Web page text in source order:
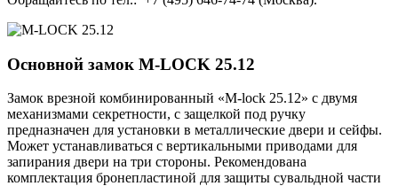
Основной замок M-LOCK 25.12
Замок врезной комбинированный «M-lock 25.12» с двумя
механизмами секретности, с защелкой под ручку
предназначен для установки в металлические двери и сейфы.
Может устанавливаться с вертикальными приводами для
запирания двери на три стороны. Рекомендована
комплектация бронепластиной для защиты сувальдной части